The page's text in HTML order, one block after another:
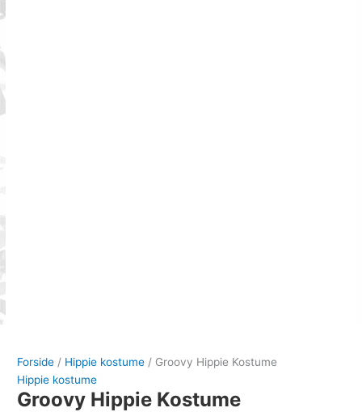
Forside / Hippie kostume / Groovy Hippie Kostume
Hippie kostume
Groovy Hippie Kostume